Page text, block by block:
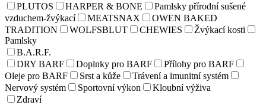
PLUTOS
HARPER & BONE
Pamlsky přírodní sušené
vzduchem-žvýkací
MEATSNAX
OWEN BAKED
TRADITION
WOLFSBLUT CHEWIES
Žvýkací kosti
Pamlsky
B.A.R.F.
DRY BARF
Doplnky pro BARF
Přílohy pro BARF
Oleje pro BARF
Srst a kůže
Trávení a imunitní systém
Nervový systém
Sportovní výkon
Kloubní výživa
Zdraví